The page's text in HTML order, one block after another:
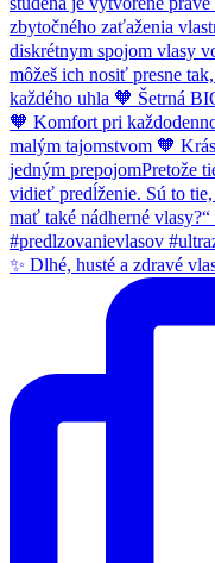
✨ Dlhé, husté a zdravé